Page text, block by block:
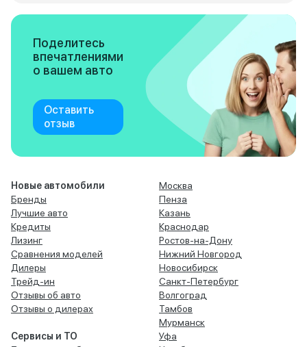
Поделитесь
впечатлениями
о вашем авто
Оставить
отзыв
Новые автомобили
Бренды
Лучшие авто
Кредиты
Лизинг
Сравнения моделей
Дилеры
Трейд-ин
Отзывы об авто
Отзывы о дилерах
Сервисы и ТО
Москва
Пенза
Казань
Краснодар
Ростов-на-Дону
Нижний Новгород
Новосибирск
Санкт-Петербург
Волгоград
Тамбов
Мурманск
Уфа